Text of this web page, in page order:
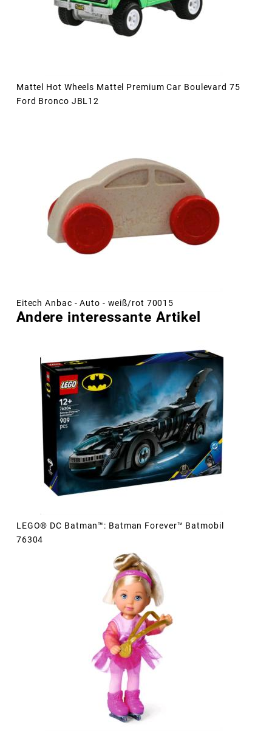
Mattel Hot Wheels Mattel Premium Car Boulevard 75
Ford Bronco JBL12
Eitech Anbac - Auto - weiß/rot 70015
Andere interessante Artikel
LEGO® DC Batman™: Batman Forever™ Batmobil
76304